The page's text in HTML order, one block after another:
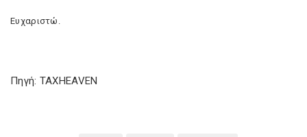
Ευχαριστώ.
Πηγή: TAXHEAVEN